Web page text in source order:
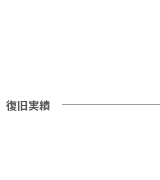
復旧実績